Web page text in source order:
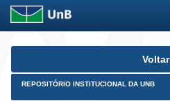
Skip
Voltar
REPOSITÓRIO INSTITUCIONAL DA UNB